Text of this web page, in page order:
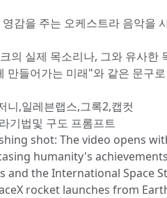
감을 주는 오케스트라 음악을
의 실제 목소리나, 그와 유사한
만들어가는 미래"와 같은 문구
,일레븐랩스,그록2,캡컷
기법및 구도 프롬프트
shot: The video opens
humanity's
and the International Space
rocket launches from